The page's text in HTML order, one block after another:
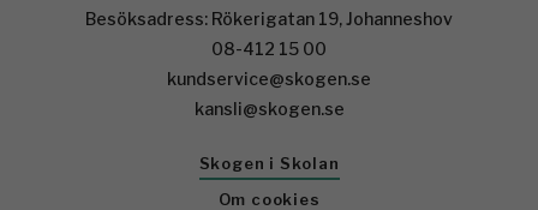
Besöksadress: Rökerigatan 19, Johanneshov
08-412 15 00
kundservice@skogen.se
kansli@skogen.se
Skogen i Skolan
Om cookies